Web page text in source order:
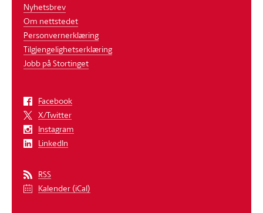
Nyhetsbrev
Om nettstedet
Personvernerklæring
Tilgjengelighetserklæring
Jobb på Stortinget
Facebook
X/Twitter
Instagram
LinkedIn
RSS
Kalender (iCal)